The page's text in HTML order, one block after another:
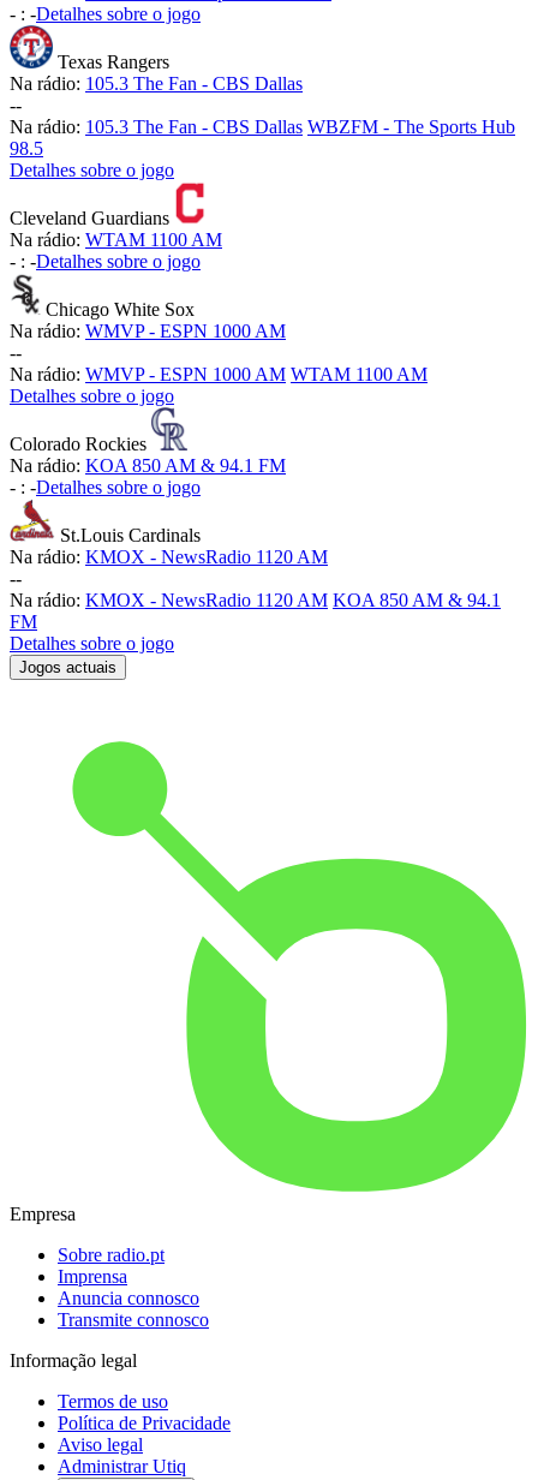
- : -Detalhes sobre o jogo
Texas Rangers
Na rádio: 105.3 The Fan - CBS Dallas
--
Na rádio: 105.3 The Fan - CBS Dallas WBZFM - The Sports Hub
98.5
Detalhes sobre o jogo
Cleveland Guardians
Na rádio: WTAM 1100 AM
- : -Detalhes sobre o jogo
Chicago White Sox
Na rádio: WMVP - ESPN 1000 AM
--
Na rádio: WMVP - ESPN 1000 AM WTAM 1100 AM
Detalhes sobre o jogo
Colorado Rockies
Na rádio: KOA 850 AM & 94.1 FM
- : -Detalhes sobre o jogo
St.Louis Cardinals
Na rádio: KMOX - NewsRadio 1120 AM
--
Na rádio: KMOX - NewsRadio 1120 AM KOA 850 AM & 94.1
FM
Detalhes sobre o jogo
Jogos actuais
Empresa
Sobre radio.pt
Imprensa
Anuncia connosco
Transmite connosco
Informação legal
Termos de uso
Política de Privacidade
Aviso legal
Administrar Utiq